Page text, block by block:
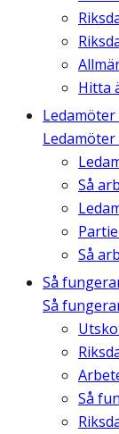
Hitta
Så
Så
Så
Så
Så